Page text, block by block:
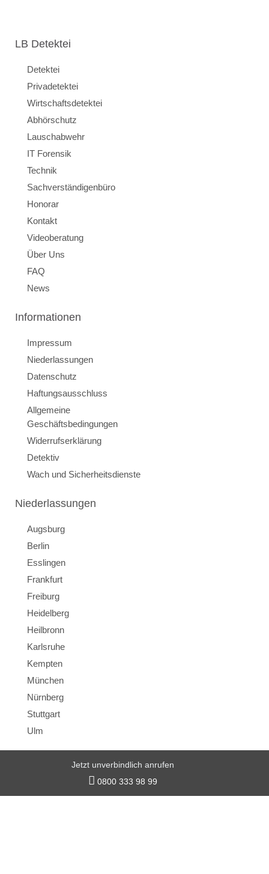
Jetzt unverbindlich anrufen
 0800 333 98 99
LB Detektei
Detektei
Privadetektei
Wirtschaftsdetektei
Abhörschutz
Lauschabwehr
IT Forensik
Technik
Sachverständigenbüro
Honorar
Kontakt
Videoberatung
Über Uns
FAQ
News
Informationen
Impressum
Niederlassungen
Datenschutz
Haftungsausschluss
Allgemeine
Geschäftsbedingungen
Widerrufserklärung
Detektiv
Wach und Sicherheitsdienste
Niederlassungen
Augsburg
Berlin
Esslingen
Frankfurt
Freiburg
Heidelberg
Heilbronn
Karlsruhe
Kempten
München
Nürnberg
Stuttgart
Ulm
© 2026 LB Detektei